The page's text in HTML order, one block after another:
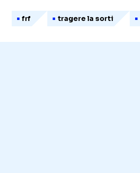
frf tragere la sorti